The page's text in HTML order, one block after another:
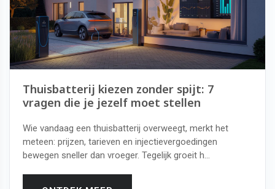
Thuisbatterij kiezen zonder spijt: 7
vragen die je jezelf moet stellen
Wie vandaag een thuisbatterij overweegt, merkt het
meteen: prijzen, tarieven en injectievergoedingen
bewegen sneller dan vroeger. Tegelijk groeit h...